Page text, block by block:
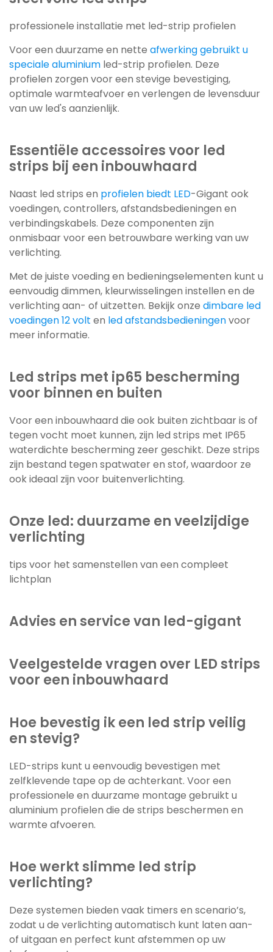
professionele installatie met led-strip profielen
Voor een duurzame en nette afwerking gebruikt u
speciale aluminium led-strip profielen. Deze
profielen zorgen voor een stevige bevestiging,
optimale warmteafvoer en verlengen de levensduur
van uw led's aanzienlijk.
Essentiële accessoires voor led
strips bij een inbouwhaard
Naast led strips en profielen biedt LED-Gigant ook
voedingen, controllers, afstandsbedieningen en
verbindingskabels. Deze componenten zijn
onmisbaar voor een betrouwbare werking van uw
verlichting.
Met de juiste voeding en bedieningselementen kunt u
eenvoudig dimmen, kleurwisselingen instellen en de
verlichting aan- of uitzetten. Bekijk onze dimbare led
voedingen 12 volt en led afstandsbedieningenvoor
meer informatie.
Led strips met ip65 bescherming
voor binnen en buiten
Voor een inbouwhaard die ook buiten zichtbaar is of
tegen vocht moet kunnen, zijn led strips met IP65
waterdichte bescherming zeer geschikt. Deze strips
zijn bestand tegen spatwater en stof, waardoor ze
ook ideaal zijn voor buitenverlichting.
Onze led: duurzame en veelzijdige
verlichting
tips voor het samenstellen van een compleet
lichtplan
Advies en service van led-gigant
Veelgestelde vragen over LED strips
voor een inbouwhaard
Hoe bevestig ik een led strip veilig
en stevig?
LED-strips kunt u eenvoudig bevestigen met
zelfklevende tape op de achterkant. Voor een
professionele en duurzame montage gebruikt u
aluminium profielen die de strips beschermen en
warmte afvoeren.
Hoe werkt slimme led strip
verlichting?
Deze systemen bieden vaak timers en scenario’s,
zodat u de verlichting automatisch kunt laten aan-
of uitgaan en perfect kunt afstemmen op uw